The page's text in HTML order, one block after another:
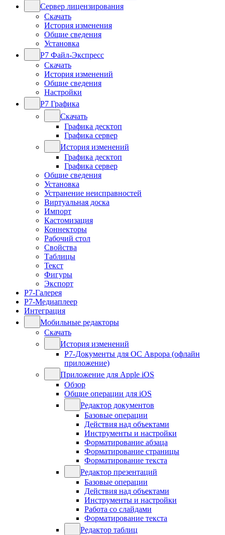
Сервер лицензирования
Скачать
История изменения
Общие сведения
Установка
Р7 Файл-Экспресс
Скачать
История изменений
Общие сведения
Настройки
Р7 Графика
Скачать
Графика десктоп
Графика сервер
История изменений
Графика десктоп
Графика сервер
Общие сведения
Установка
Устранение неисправностей
Виртуальная доска
Импорт
Кастомизация
Коннекторы
Рабочий стол
Свойства
Таблицы
Текст
Фигуры
Экспорт
Р7-Галерея
Р7-Медиаплеер
Интеграция
Мобильные редакторы
Скачать
История изменений
Р7-Документы для ОС Аврора (офлайн
приложение)
Приложение для Apple iOS
Обзор
Общие операции для iOS
Редактор документов
Базовые операции
Действия над объектами
Инструменты и настройки
Форматирование абзаца
Форматирование страницы
Форматирование текста
Редактор презентаций
Базовые операции
Действия над объектами
Инструменты и настройки
Работа со слайдами
Форматирование текста
Редактор таблиц